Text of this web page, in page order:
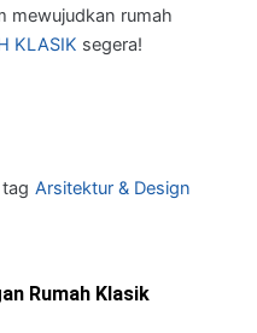
mewujudkan rumah
KLASIK segera!
tag Arsitektur & Design
Rumah Klasik